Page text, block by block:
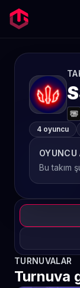
4 oyuncu
OYUNCU
Bu takım
TURNUVALAR
Turnuva